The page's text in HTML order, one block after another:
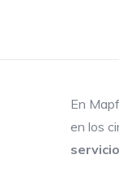
En
en los